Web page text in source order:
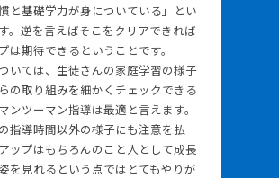
慣と基礎学力が身についている」とい
。逆を言えばそこをクリアできれば
は期待できるということです。
いては、生徒さんの家庭学習の様子
の取り組みを細かくチェックできる
ンツーマン指導は最適と言えます。
指導時間以外の様子にも注意を払
ップはもちろんのこと人として成長
を見れるという点ではとてもやりが